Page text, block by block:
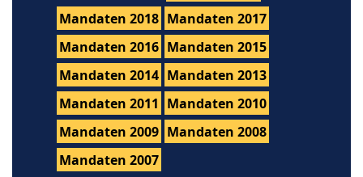
Mandaten 2018 Mandaten 2017
Mandaten 2016 Mandaten 2015
Mandaten 2014 Mandaten 2013
Mandaten 2011 Mandaten 2010
Mandaten 2009 Mandaten 2008
Mandaten 2007